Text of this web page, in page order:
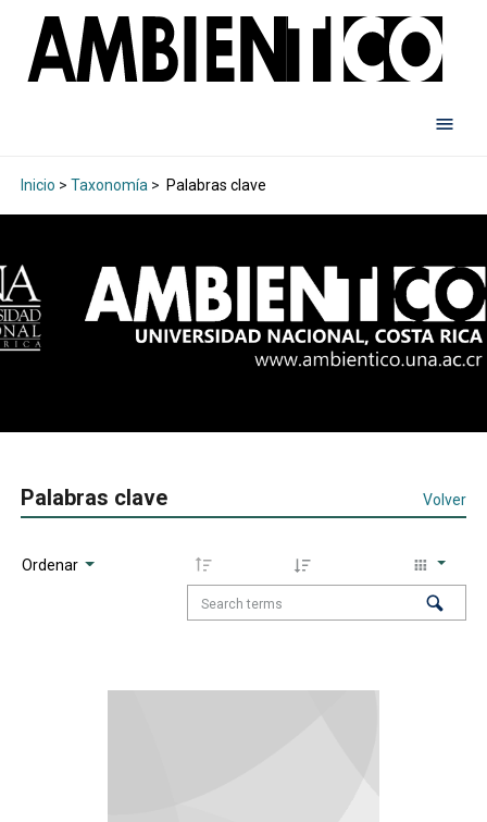
Inicio > Taxonomía > Palabras clave
Palabras clave Volver
Ordenar